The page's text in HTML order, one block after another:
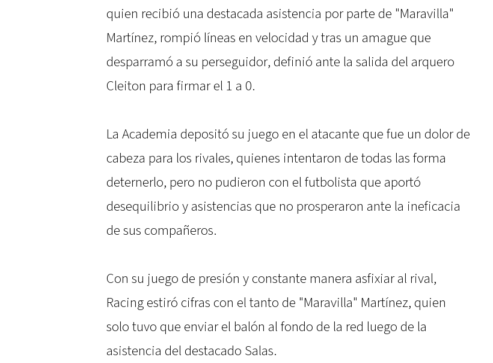
quien recibió una destacada asistencia por parte de "Maravilla"
Martínez, rompió líneas en velocidad y tras un amague que
desparramó a su perseguidor, definió ante la salida del arquero
Cleiton para firmar el 1 a 0.
La Academia depositó su juego en el atacante que fue un dolor de
cabeza para los rivales, quienes intentaron de todas las forma
deternerlo, pero no pudieron con el futbolista que aportó
desequilibrio y asistencias que no prosperaron ante la ineficacia
de sus compañeros.
Con su juego de presión y constante manera asfixiar al rival,
Racing estiró cifras con el tanto de "Maravilla" Martínez, quien
solo tuvo que enviar el balón al fondo de la red luego de la
asistencia del destacado Salas.